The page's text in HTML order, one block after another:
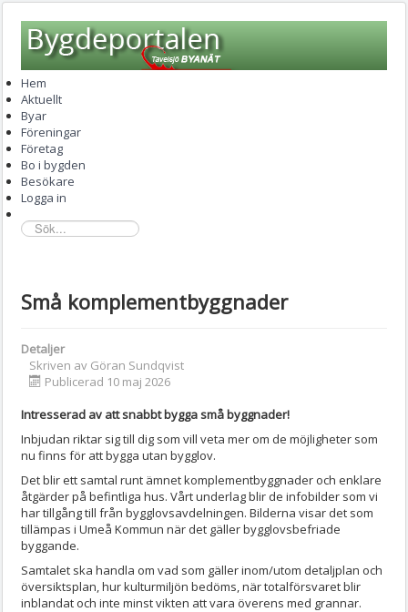
Hem
Aktuellt
Byar
Föreningar
Företag
Bo i bygden
Besökare
Logga in
sök...
Små komplementbyggnader
Detaljer
Skriven av Göran Sundqvist
Publicerad 10 maj 2026
Intresserad av att snabbt bygga små byggnader!
Inbjudan riktar sig till dig som vill veta mer om de möjligheter som
nu finns för att bygga utan bygglov.
Det blir ett samtal runt ämnet komplementbyggnader och enklare
åtgärder på befintliga hus. Vårt underlag blir de infobilder som vi
har tillgång till från bygglovsavdelningen. Bilderna visar det som
tillämpas i Umeå Kommun när det gäller bygglovsbefriade
byggande.
Samtalet ska handla om vad som gäller inom/utom detaljplan och
översiktsplan, hur kulturmiljön bedöms, när totalförsvaret blir
inblandat och inte minst vikten att vara överens med grannar.